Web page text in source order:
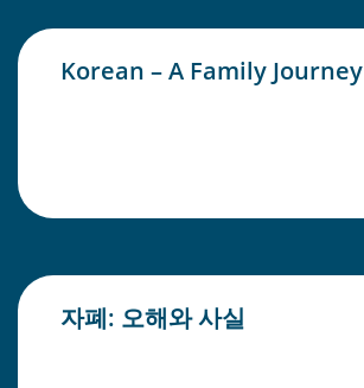
Korean – A Family Journey
자폐: 오해와 사실